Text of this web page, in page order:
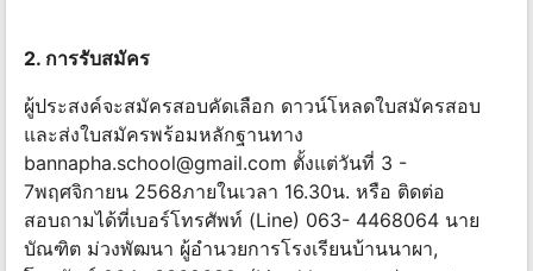
2. การรับสมัคร
ผู้ประสงค์จะสมัครสอบคัดเลือก ดาวน์โหลดใบสมัครสอบ
และส่งใบสมัครพร้อมหลักฐานทาง
bannapha.school@gmail.com ตั้งแต่วันที่ 3 -
7พฤศจิกายน 2568ภายในเวลา 16.30น. หรือ ติดต่อ
สอบถามได้ที่เบอร์โทรศัพท์ (Line) 063- 4468064 นาย
บัณฑิต ม่วงพัฒนา ผู้อํานวยการโรงเรียนบ้านนาผา,